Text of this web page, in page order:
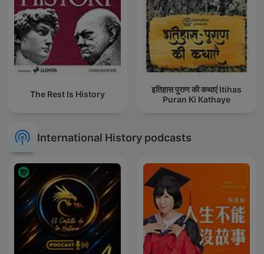
The Rest Is History
इतिहास पुराण की कथाएं Itihas
Puran Ki Kathaye
International History podcasts